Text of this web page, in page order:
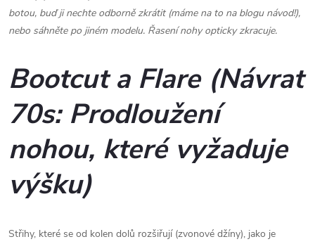
botou, buď ji nechte odborně zkrátit (máme na to na blogu návod!),
nebo sáhněte po jiném modelu. Řasení nohy opticky zkracuje.
Bootcut a Flare (Návrat
70s: Prodloužení
nohou, které vyžaduje
výšku)
Střihy, které se od kolen dolů rozšiřují (zvonové džíny), jako je